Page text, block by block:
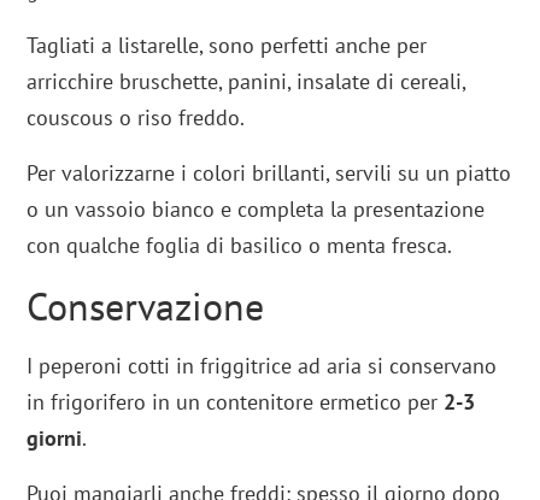
Tagliati a listarelle, sono perfetti anche per
arricchire bruschette, panini, insalate di cereali,
couscous o riso freddo.
Per valorizzarne i colori brillanti, servili su un piatto
o un vassoio bianco e completa la presentazione
con qualche foglia di basilico o menta fresca.
Conservazione
I peperoni cotti in friggitrice ad aria si conservano
in frigorifero in un contenitore ermetico per 2-3
giorni.
Puoi mangiarli anche freddi: spesso il giorno dopo